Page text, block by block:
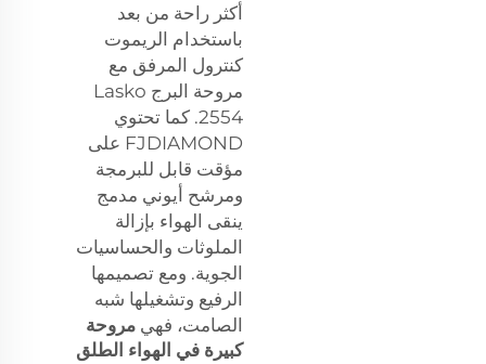
أكثر راحة من بعد
باستخدام الريموت
كنترول المرفق مع
مروحة البرج Lasko
2554. كما تحتوي
FJDIAMOND على
مؤقت قابل للبرمجة
ومرشح أيوني مدمج
ينقى الهواء بإزالة
الملوثات والحساسيات
الجوية. ومع تصميمها
الرفيع وتشغيلها شبه
الصامت، فهي مروحة
كبيرة في الهواء الطلق